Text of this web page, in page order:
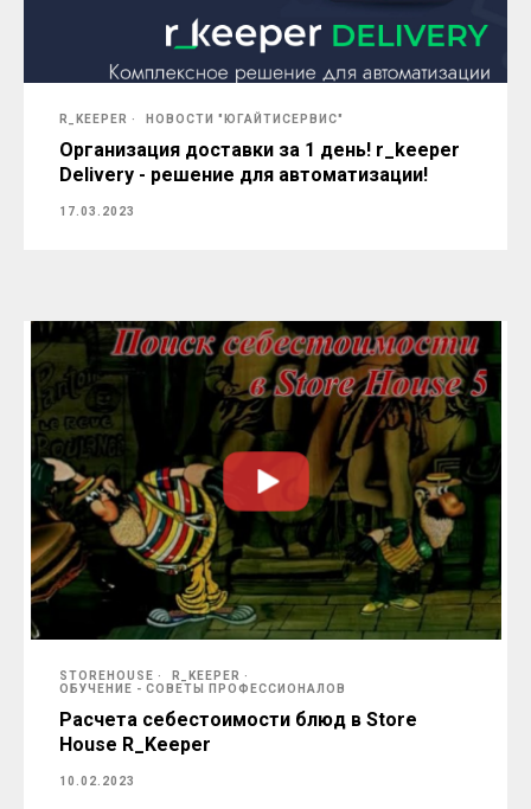
R_KEEPER НОВОСТИ "ЮГАЙТИСЕРВИС"
Организация доставки за 1 день! r_keeper
Delivery - решение для автоматизации!
17.03.2023
STOREHOUSE
R_KEEPER
ОБУЧЕНИЕ - СОВЕТЫ ПРОФЕССИОНАЛОВ
Расчета себестоимости блюд в Store
House R_Keeper
10.02.2023